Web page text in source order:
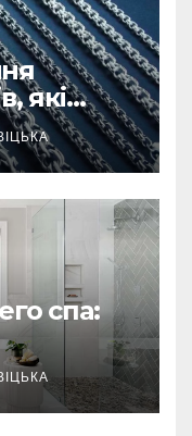
які
спа:
в